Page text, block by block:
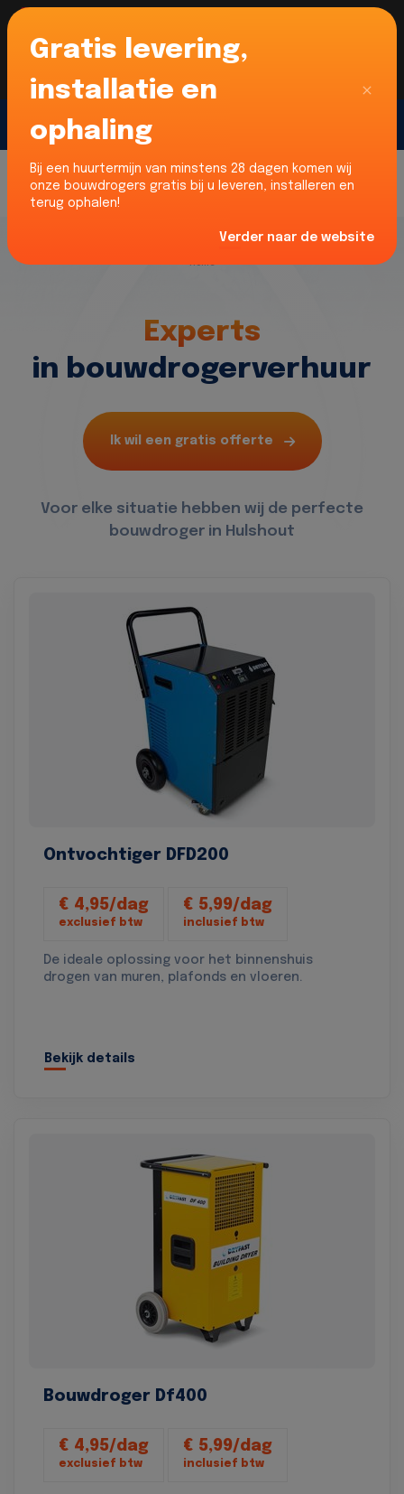
Voor onze Nederlandse klanten... Wij zijn maar
liefst 52% goedkoper dan verhuurders uit NL -
limburg en Noord-Brabant!
Home
Experts
in bouwdrogerverhuur
Ik wil een gratis offerte
Voor elke situatie hebben wij de perfecte
bouwdroger in Hulshout
Ontvochtiger DFD200
€ 4,95/dag
exclusief btw
€ 5,99/dag
inclusief btw
De ideale oplossing voor het binnenshuis
drogen van muren, plafonds en vloeren.
Bekijk details
Bouwdroger Df400
€ 4,95/dag
exclusief btw
€ 5,99/dag
inclusief btw
Gratis levering,
installatie en
ophaling
Bij een huurtermijn van minstens 28 dagen komen wij
onze bouwdrogers gratis bij u leveren, installeren en
terug ophalen!
Verder naar de website